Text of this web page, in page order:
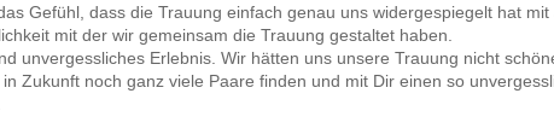
Gefühl, dass die Trauung einfach genau uns widergespiegelt hat
mit der wir gemeinsam die Trauung gestaltet haben.
unvergessliches Erlebnis. Wir hätten uns unsere Trauung nicht
Zukunft noch ganz viele Paare finden und mit Dir einen so